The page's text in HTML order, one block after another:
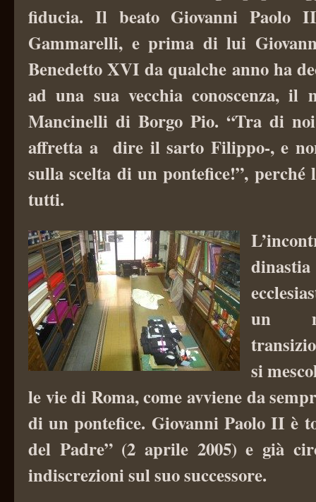
fiducia. Il beato Giovanni Paolo
Gammarelli, e prima di lui
Benedetto XVI da qualche anno ha
ad una sua vecchia conoscenza, il
Mancinelli di Borgo Pio. “Tra di
affretta a dire il sarto Filippo-, e
sulla scelta di un pontefice!”,
tutti.
un
si
le vie di Roma, come avviene da
di un pontefice. Giovanni PaoloII è
del Padre” (2 aprile 2005) e già
indiscrezioni sul suo successore.